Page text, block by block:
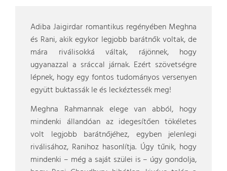
Adiba Jaigirdar romantikus regényében Meghna
és Rani, akik egykor legjobb barátnők voltak, de
mára riválisokká váltak, rájönnek, hogy
ugyanazzal a sráccal járnak. Ezért szövetségre
lépnek, hogy egy fontos tudományos versenyen
együtt buktassák le és leckéztessék meg!
Meghna Rahmannak elege van abból, hogy
mindenki állandóan az idegesítően tökéletes
volt legjobb barátnőjéhez, egyben jelenlegi
riválisához, Ranihoz hasonlítja. Úgy tűnik, hogy
mindenki – még a saját szülei is – úgy gondolja,